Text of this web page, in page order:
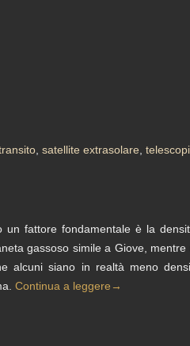
satellite extrasolare
un fattore fondamentale è la
gassoso simile a Giove,
alcuni siano in realtà meno
Continua a leggere →